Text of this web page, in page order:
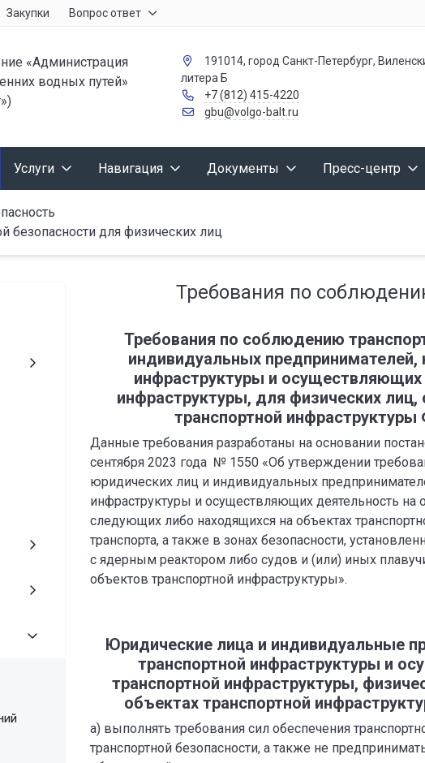
Закупки Вопрос ответ
«Администрация
водных путей»
191014, город Санкт-Петербург,
литера Б
+7 (812) 415-4220
gbu@volgo-balt.ru
Услуги Навигация Документы Пресс-центр
безопасности для физических лиц
Требования по
Требования по соблюдению
индивидуальных
инфраструктуры и осуществляющих
инфраструктуры, для физических
транспортной
Данные требования разработаны на основании
сентября 2023 года № 1550 «Об утверждении
юридических лиц и индивидуальных
инфраструктуры и осуществляющих деятельность на
следующих либо находящихся на объектах
транспорта, а также в зонах безопасности,
с ядерным реактором либо судов и (или) иных
объектов транспортной инфраструктуры».
Юридические лица и индивидуальные
транспортной инфраструктуры и
транспортной инфраструктуры,
объектах транспортной
а) выполнять требования сил обеспечения
транспортной безопасности, а также не